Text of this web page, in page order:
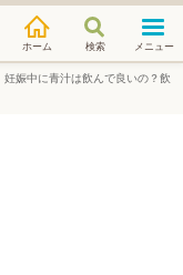
検索 メニュー
妊娠中に青汁は飲んで良いの？飲